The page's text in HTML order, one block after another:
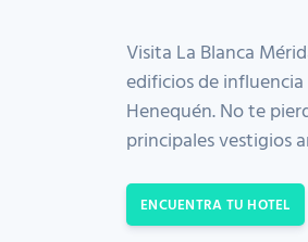
Visita La Blanca
edificios de
Henequén. No te
principales vestigios
ENCUENTRA TU HOTEL